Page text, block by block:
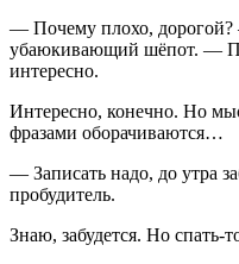
— Почему плохо, дорогой?
убаюкивающий шёпот. —
интересно.
Интересно, конечно. Но
фразами оборачиваются…
— Записать надо, до утра
пробудитель.
Знаю, забудется. Но спать-